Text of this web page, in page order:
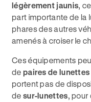
légèrement jaunis,
part importante de la
phares des autres
amenés à croiser le
Ces équipements
de paires de lunettes
portent pas de
de sur-lunettes, pour